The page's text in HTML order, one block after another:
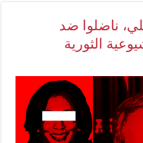
ناضلوا ضد
الثورية